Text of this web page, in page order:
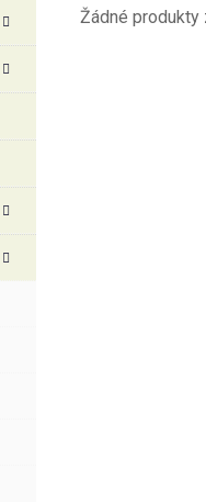
Žádné produkty